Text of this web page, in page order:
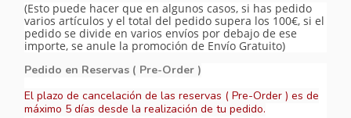
(Esto puede hacer que en algunos casos, si has pedido
varios artículos y el total del pedido supera los 100€, si el
pedido se divide en varios envíos por debajo de ese
importe, se anule la promoción de Envío Gratuito)
Pedido en Reservas ( Pre-Order )
El plazo de cancelación de las reservas ( Pre-Order ) es de
máximo 5 días desde la realización de tu pedido.